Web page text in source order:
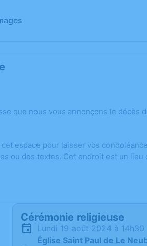
que nous vous annonçons le décès
espace pour laisser vos
ou des textes. Cet endroit est un
Cérémonie religieuse
lundi 19 août 2024 à 14h30
Église Saint Paul de Le